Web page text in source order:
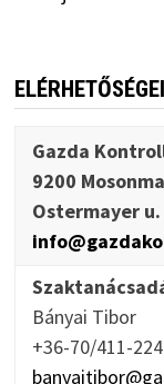
Gazda
9200
Ostermayer u.
Bányai Tibor
+36-70/411-